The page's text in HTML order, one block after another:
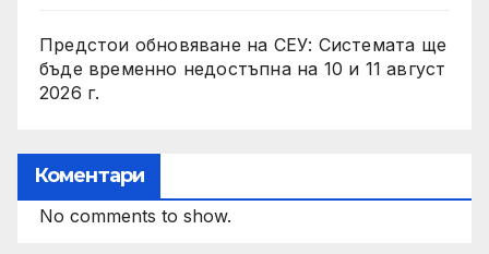
Предстои обновяване на СЕУ: Системата ще
бъде временно недостъпна на 10 и 11 август
2026 г.
Коментари
No comments to show.